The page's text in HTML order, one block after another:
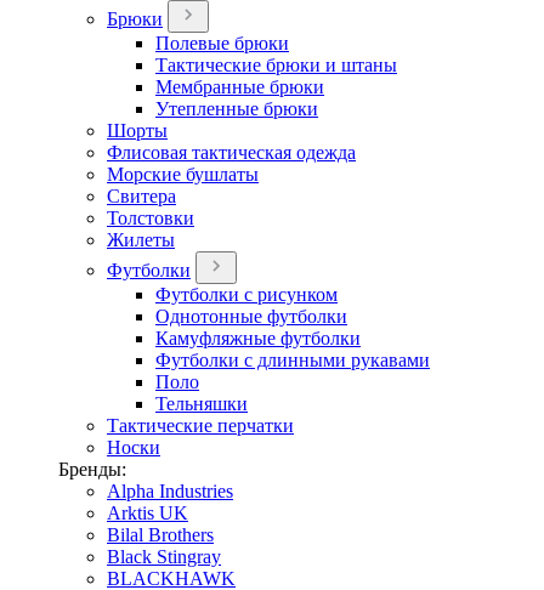
Брюки
Полевые брюки
Тактические брюки и штаны
Мембранные брюки
Утепленные брюки
Шорты
Флисовая тактическая одежда
Морские бушлаты
Свитера
Толстовки
Жилеты
Футболки
Футболки с рисунком
Однотонные футболки
Камуфляжные футболки
Футболки с длинными рукавами
Поло
Тельняшки
Тактические перчатки
Носки
Бренды:
Alpha Industries
Arktis UK
Bilal Brothers
Black Stingray
BLACKHAWK